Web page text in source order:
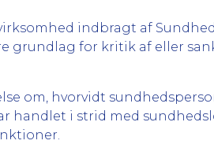
indbragt af
grundlag for kritik af eller
om, hvorvidt
handlet i strid med